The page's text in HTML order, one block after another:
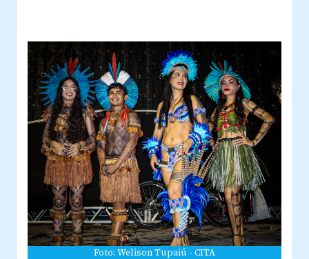
Foto: Welison Tupaiú - CITA